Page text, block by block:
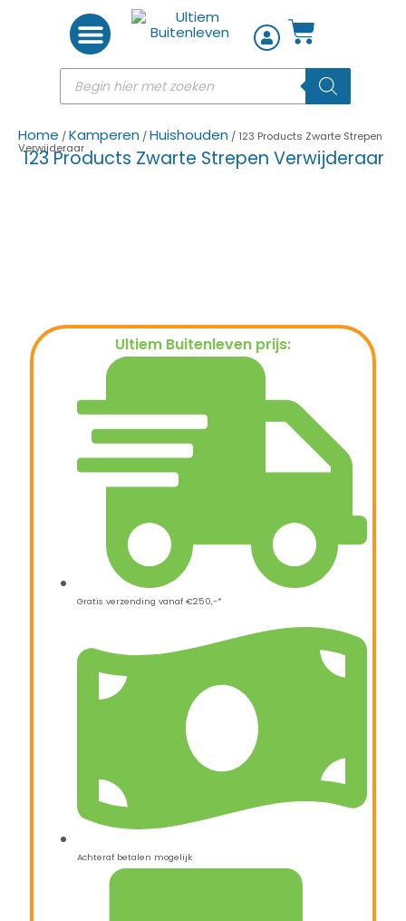
Home /Kamperen /Huishouden / 123 Products Zwarte Strepen
Verwijderaar
123 Products Zwarte Strepen Verwijderaar
Ultiem Buitenleven prijs:
Gratis verzending vanaf €250,-*
Achteraf betalen mogelijk